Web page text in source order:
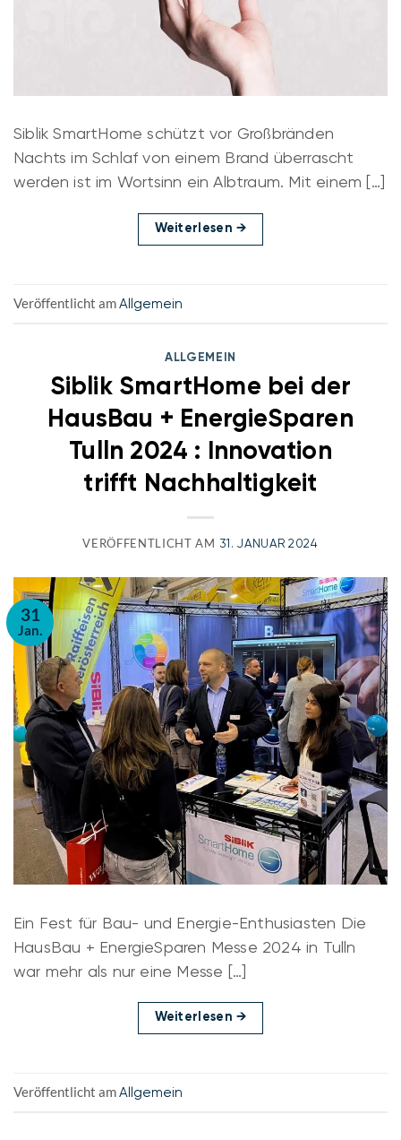
Siblik SmartHome schützt vor Großbränden
Nachts im Schlaf von einem Brand überrascht
werden ist im Wortsinn ein Albtraum. Mit einem […]
Weiterlesen→
Veröffentlicht amAllgemein
ALLGEMEIN
Siblik SmartHome bei der
HausBau + EnergieSparen
Tulln 2024 : Innovation
trifft Nachhaltigkeit
VERÖFFENTLICHT AM 31. JANUAR 2024
31
Jan.
Ein Fest für Bau- und Energie-Enthusiasten Die
HausBau + EnergieSparen Messe 2024 in Tulln
war mehr als nur eine Messe […]
Weiterlesen→
Veröffentlicht amAllgemein